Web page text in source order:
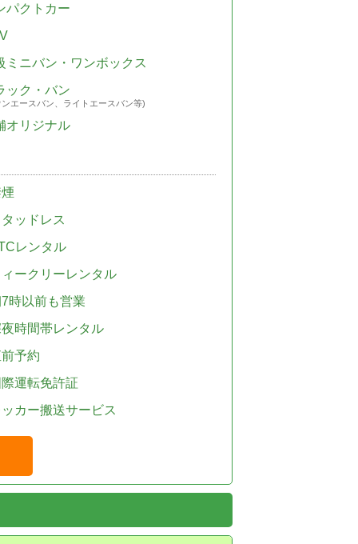
パクトカー
ミニバン・ワンボックス
ック・バン
エースバン、ライトエースバン等)
オリジナル
ッドレス
レンタル
ークリーレンタル
時以前も営業
時間帯レンタル
予約
運転免許証
カー搬送サービス